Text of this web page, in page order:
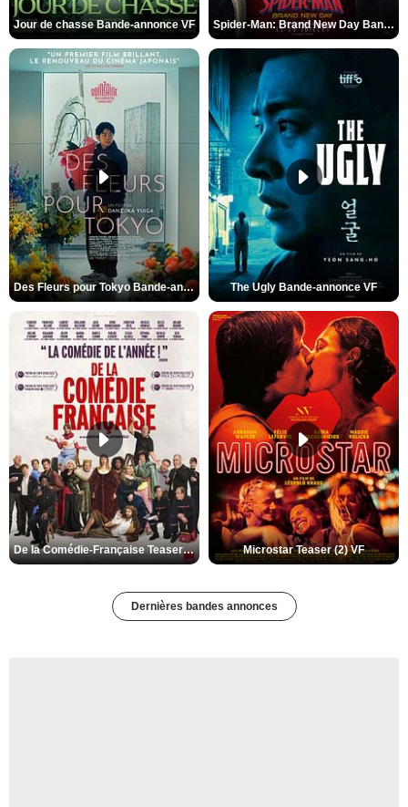
Jour de chasse Bande-annonce VF Spider-Man: Brand New Day Bande-annonce (3) VO STFR
Des Fleurs pour Tokyo Bande-annonce VO STFR The Ugly Bande-annonce VF
De la Comédie-Française Teaser (3) VF Microstar Teaser (2) VF
Dernières bandes annonces